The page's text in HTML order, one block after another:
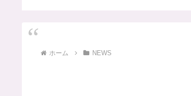
ホーム NEWS